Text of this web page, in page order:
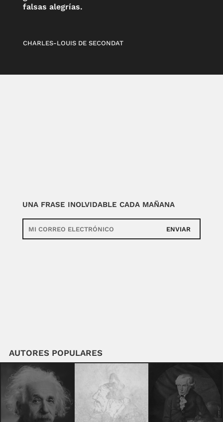
falsas alegrías.
CHARLES-LOUIS DE SECONDAT
UNA FRASE INOLVIDABLE CADA MAÑANA
ENVIAR
AUTORES POPULARES